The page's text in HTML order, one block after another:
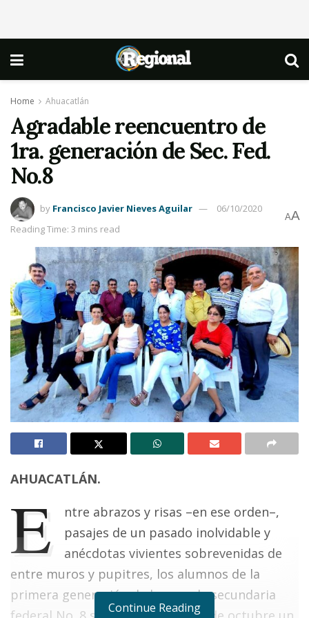
Home Ahuacatlán
Agradable reencuentro de
1ra. generación de Sec. Fed.
No.8
by Francisco Javier Nieves Aguilar
06/10/2020
Reading Time: 3 mins read
AA
AHUACATLÁN.
E
ntre abrazos y risas –en ese orden–,
pasajes de un pasado inolvidable y
anécdotas vivientes sobrevenidas de
entre muros y pupitres, los alumnos de la
primera generación de la escuela secundaria
Continue Reading